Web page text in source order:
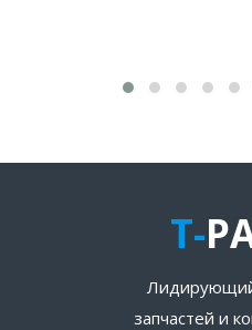
T-
запчастей и